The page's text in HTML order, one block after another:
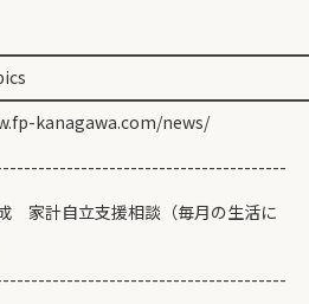
kanagawa.com/news/
家計自立支援相談（毎月の生活に